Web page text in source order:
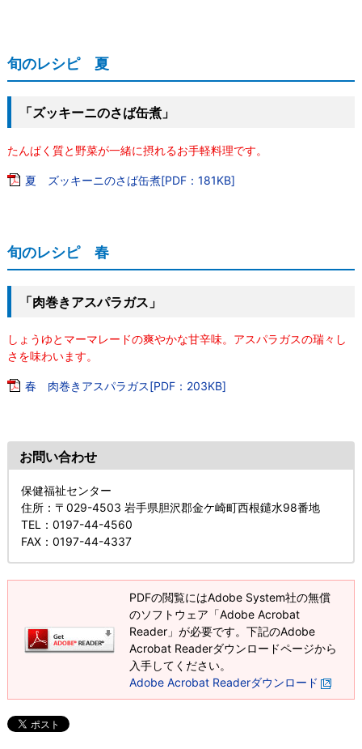
旬のレシピ 夏
「ズッキーニのさば缶煮」
たんぱく質と野菜が一緒に摂れるお手軽料理です。
夏 ズッキーニのさば缶煮[PDF：181KB]
旬のレシピ 春
「肉巻きアスパラガス」
しょうゆとマーマレードの爽やかな甘辛味。アスパラガスの瑞々し
さを味わいます。
春 肉巻きアスパラガス[PDF：203KB]
お問い合わせ
保健福祉センター
住所：〒029-4503 岩手県胆沢郡金ケ崎町西根鑓水98番地
TEL
：0197-44-4560
FAX：0197-44-4337
PDFの閲覧にはAdobe System社の無償
のソフトウェア「Adobe Acrobat
Reader」が必要です。下記のAdobe
Acrobat Readerダウンロードページから
入手してください。
Adobe Acrobat Readerダウンロード